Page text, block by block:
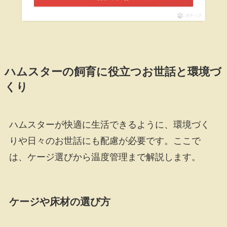
ポチップ
ハムスターの飼育に役立つお世話と環境づ
くり
ハムスターが快適に生活できるように、環境づく
りや日々のお世話にも配慮が必要です。ここで
は、ケージ選びから温度管理まで解説します。
ケージや床材の選び方